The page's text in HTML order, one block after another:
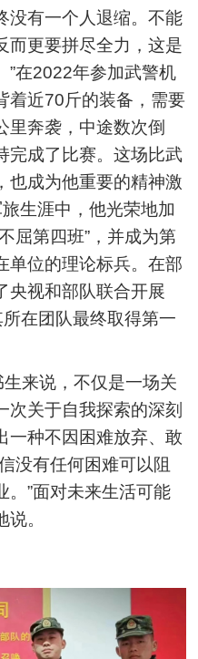
没有一个人退缩。不能
而更要拼尽全力，这是
”在2022年参加武警机
着近70斤的装备，需要
里奔袭，中途数次倒
完成了比赛。这场比武
也成为他重要的精神激
生涯中，他光荣地加
屈第四班”，并成为第
单位的理论标兵。在部
央视和部队联合开展
所在团队最终取得第一
来说，不仅是一场关
次关于自我探索的深刻
一种不因困难放弃、敢
没有任何困难可以阻
。”面对未来生活可能
。